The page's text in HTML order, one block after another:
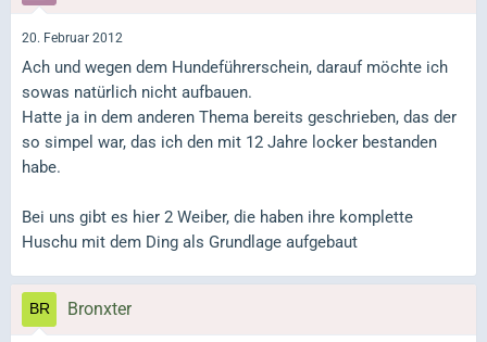
20. Februar 2012
Ach und wegen dem Hundeführerschein, darauf möchte ich
sowas natürlich nicht aufbauen.
Hatte ja in dem anderen Thema bereits geschrieben, das der
so simpel war, das ich den mit 12 Jahre locker bestanden
habe.
Bei uns gibt es hier 2 Weiber, die haben ihre komplette
Huschu mit dem Ding als Grundlage aufgebaut
Bronxter